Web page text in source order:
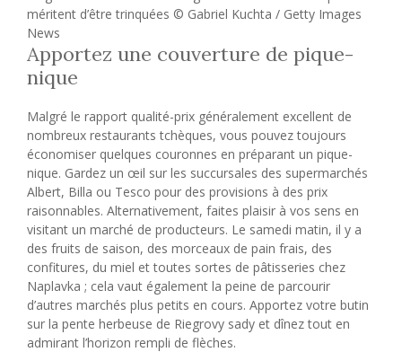
méritent d’être trinquées © Gabriel Kuchta / Getty Images
News
Apportez une couverture de pique-
nique
Malgré le rapport qualité-prix généralement excellent de
nombreux restaurants tchèques, vous pouvez toujours
économiser quelques couronnes en préparant un pique-
nique. Gardez un œil sur les succursales des supermarchés
Albert, Billa ou Tesco pour des provisions à des prix
raisonnables. Alternativement, faites plaisir à vos sens en
visitant un marché de producteurs. Le samedi matin, il y a
des fruits de saison, des morceaux de pain frais, des
confitures, du miel et toutes sortes de pâtisseries chez
Naplavka ; cela vaut également la peine de parcourir
d’autres marchés plus petits en cours. Apportez votre butin
sur la pente herbeuse de Riegrovy sady et dînez tout en
admirant l’horizon rempli de flèches.